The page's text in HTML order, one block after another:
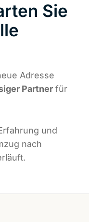
Sie
Adresse
Partner für
und
nach